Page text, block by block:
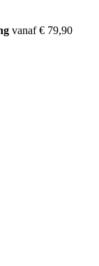
vanaf € 79,90